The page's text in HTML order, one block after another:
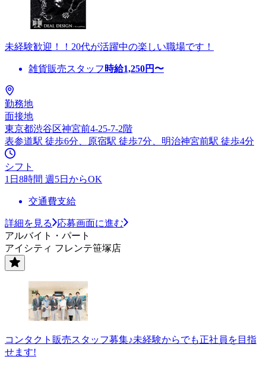
未経験歓迎！！20代が活躍中の楽しい職場です！
雑貨販売スタッフ 時給1,250円〜
勤務地
面接地
東京都渋谷区神宮前4-25-7-2階
表参道駅 徒歩6分、原宿駅 徒歩7分、明治神宮前駅 徒歩4分
シフト
1日8時間 週5日からOK
交通費支給
詳細を見る
応募画面に進む
アルバイト・パート
アイシティ フレンテ笹塚店
コンタクト販売スタッフ募集♪未経験からでも正社員を目指
せます!